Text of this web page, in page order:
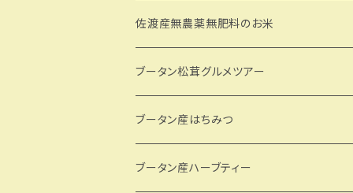
CDKのブータングッズ
佐渡産無農薬無肥料のお米
ブータン松茸グルメツアー
ブータン産はちみつ
ブータン産ハーブティー